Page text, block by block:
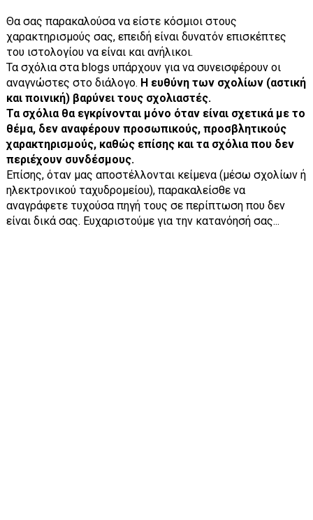
Θα σας παρακαλούσα να είστε κόσμιοι στους
χαρακτηρισμούς σας, επειδή είναι δυνατόν επισκέπτες
του ιστολογίου να είναι και ανήλικοι.
Τα σχόλια στα blogs υπάρχουν για να συνεισφέρουν οι
αναγνώστες στο διάλογο. Η ευθύνη των σχολίων (αστική
και ποινική) βαρύνει τους σχολιαστές.
Τα σχόλια θα εγκρίνονται μόνο όταν είναι σχετικά με το
θέμα, δεν αναφέρουν προσωπικούς, προσβλητικούς
χαρακτηρισμούς, καθώς επίσης και τα σχόλια που δεν
περιέχουν συνδέσμους.
Επίσης, όταν μας αποστέλλονται κείμενα (μέσω σχολίων ή
ηλεκτρονικού ταχυδρομείου), παρακαλείσθε να
αναγράφετε τυχούσα πηγή τους σε περίπτωση που δεν
είναι δικά σας. Ευχαριστούμε για την κατανόησή σας...